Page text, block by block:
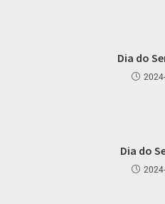
Dia do
Dia do